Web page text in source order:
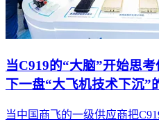
当C919的“大脑”开始思
下一盘“大飞机技术下沉”
当中国商飞的一级供应商把